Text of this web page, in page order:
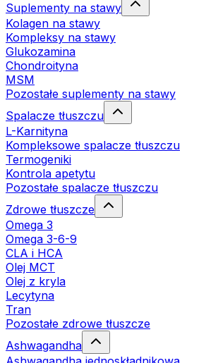
Suplementy na stawy
Kolagen na stawy
Kompleksy na stawy
Glukozamina
Chondroityna
MSM
Pozostałe suplementy na stawy
Spalacze tłuszczu
L-Karnityna
Kompleksowe spalacze tłuszczu
Termogeniki
Kontrola apetytu
Pozostałe spalacze tłuszczu
Zdrowe tłuszcze
Omega 3
Omega 3-6-9
CLA i HCA
Olej MCT
Olej z kryla
Lecytyna
Tran
Pozostałe zdrowe tłuszcze
Ashwagandha